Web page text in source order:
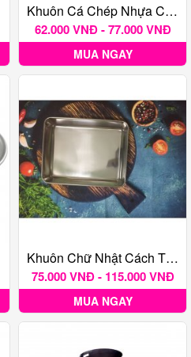
Khuôn Cá Chép Nhựa Có Chân Nhiều Kích Thước
62.000 VNĐ - 77.000 VNĐ
MUA NGAY
Khuôn Chữ Nhật Cách Thủy Inox
75.000 VNĐ - 115.000 VNĐ
MUA NGAY